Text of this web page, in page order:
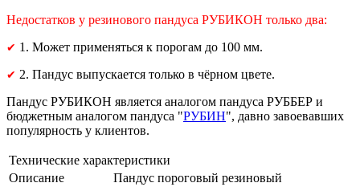
Недостатков у резинового пандуса РУБИКОН только два:
✔ 1. Может применяться к порогам до 100 мм.
✔ 2. Пандус выпускается только в чёрном цвете.
Пандус РУБИКОН является аналогом пандуса РУББЕР и
бюджетным аналогом пандуса "РУБИН", давно завоевавших
популярность у клиентов.
Технические характеристики
Описание
Пандус пороговый резиновый